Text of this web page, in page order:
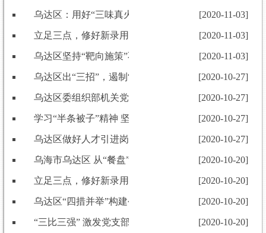
乌达区：用好“三味真火” 让组工后浪“翻腾”[2020-11-03]
立足三点，修好新录用公务员 试用期管理的“必修课”
[2020-11-03]
乌达区坚持“靶向施策”不断提高年轻干部解决实际问题
[2020-11-03]
乌达区出“三招”，遏制“舌尖上的浪费” [2020-10-27]
乌达区委组织部机关党支开展“决胜全面小康，决战脱
[2020-10-27]
学习“半条被子”精神 坚定党员初心使命 [2020-10-27]
乌达区做好人才引进岗前培训加强人才队伍建设
[2020-10-27]
乌海市乌达区 从“餐盘”中发扬党员“节俭”情怀[2020-10-20]
立足三点，修好新录用公务员 试用期管理的“必修课”
[2020-10-20]
乌达区“四措并举”构建公务员管理工作“闭环链”
[2020-10-20]
“三比三强” 激发党支部内生动力 [2020-10-20]